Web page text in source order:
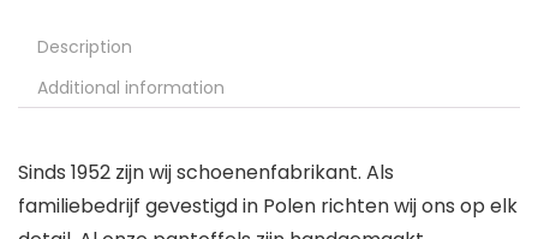
Description
Additional information
Sinds 1952 zijn wij schoenenfabrikant. Als
familiebedrijf gevestigd in Polen richten wij ons op elk